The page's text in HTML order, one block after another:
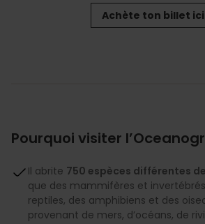
Achète ton billet ici
Pourquoi visiter
Il abrite 750 espèces différentes
que des mammifères et
reptiles, des amphibiens et des
provenant de mers, d’océans, de